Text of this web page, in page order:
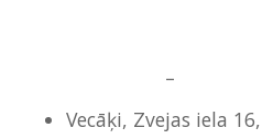
–
Vecāķi, Zvejas iela